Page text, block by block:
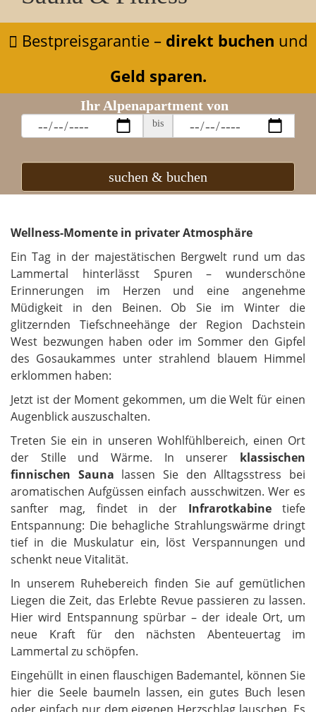
Bestpreisgarantie – direkt buchen und
Geld sparen.
Ihr Alpenapartment von
bis
suchen & buchen
Wellness-Momente in privater Atmosphäre
Ein Tag in der majestätischen Bergwelt rund um das
Lammertal hinterlässt Spuren – wunderschöne
Erinnerungen im Herzen und eine angenehme
Müdigkeit in den Beinen. Ob Sie im Winter die
glitzernden Tiefschneehänge der Region Dachstein
West bezwungen haben oder im Sommer den Gipfel
des Gosaukammes unter strahlend blauem Himmel
erklommen haben:
Jetzt ist der Moment gekommen, um die Welt für einen
Augenblick auszuschalten.
Treten Sie ein in unseren Wohlfühlbereich, einen Ort
der Stille und Wärme. In unserer klassischen
finnischen Sauna lassen Sie den Alltagsstress bei
aromatischen Aufgüssen einfach ausschwitzen. Wer es
sanfter mag, findet in der Infrarotkabinetiefe
Entspannung: Die behagliche Strahlungswärme dringt
tief in die Muskulatur ein, löst Verspannungen und
schenkt neue Vitalität.
In unserem Ruhebereich finden Sie auf gemütlichen
Liegen die Zeit, das Erlebte Revue passieren zu lassen.
Hier wird Entspannung spürbar – der ideale Ort, um
neue Kraft für den nächsten Abenteuertag im
Lammertal zu schöpfen.
Eingehüllt in einen flauschigen Bademantel, können Sie
hier die Seele baumeln lassen, ein gutes Buch lesen